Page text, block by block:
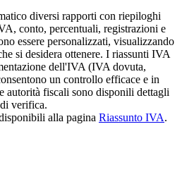
diversi rapporti con riepiloghi
conto, percentuali, registrazioni e
essere personalizzati, visualizzando
si desidera ottenere. I riassunti IVA
dell'IVA (IVA dovuta,
un controllo efficace e in
autorità fiscali sono disponili dettagli
verifica.
alla pagina Riassunto IVA.